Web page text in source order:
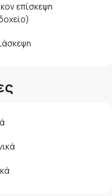
επίσκεψη